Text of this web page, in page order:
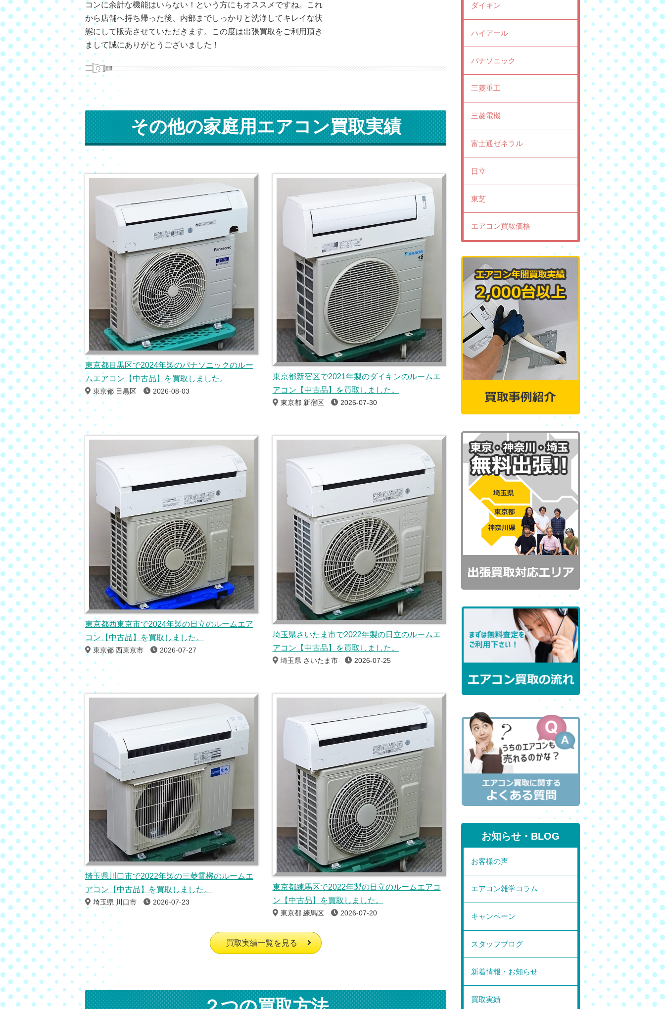
コンに余計な機能はいらない！という方にもオススメですね。これ
から店舗へ持ち帰った後、内部までしっかりと洗浄してキレイな状
態にして販売させていただきます。この度は出張買取をご利用頂き
まして誠にありがとうございました！
その他の家庭用エアコン買取実績
東京都目黒区で2024年製のパナソニックのルー
ムエアコン【中古品】を買取しました。
東京都 目黒区 2026-08-03
東京都新宿区で2021年製のダイキンのルームエ
アコン【中古品】を買取しました。
東京都 新宿区 2026-07-30
東京都西東京市で2024年製の日立のルームエア
コン【中古品】を買取しました。
東京都 西東京市 2026-07-27
埼玉県さいたま市で2022年製の日立のルームエ
アコン【中古品】を買取しました。
埼玉県 さいたま市 2026-07-25
埼玉県川口市で2022年製の三菱電機のルームエ
アコン【中古品】を買取しました。
埼玉県 川口市 2026-07-23
東京都練馬区で2022年製の日立のルームエアコ
ン【中古品】を買取しました。
東京都 練馬区 2026-07-20
買取実績一覧を見る
ダイキン
ハイアール
パナソニック
三菱重工
三菱電機
富士通ゼネラル
日立
東芝
エアコン買取価格
お知らせ・BLOG
お客様の声
エアコン雑学コラム
キャンペーン
スタッフブログ
新着情報・お知らせ
買取実績